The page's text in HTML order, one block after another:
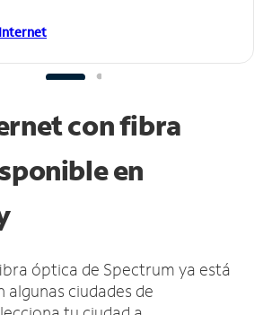
con fibra
en
óptica de Spectrum ya está
algunas ciudades de